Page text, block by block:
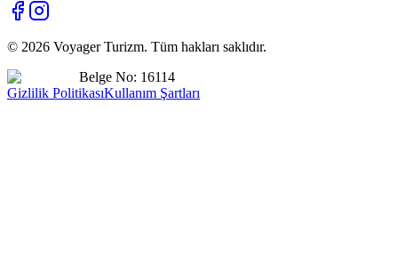
© 2026 Voyager Turizm. Tüm hakları saklıdır.
Belge No: 16114
Gizlilik PolitikasıKullanım Şartları